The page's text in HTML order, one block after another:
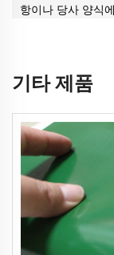
항이나 당사 양식
기타 제품